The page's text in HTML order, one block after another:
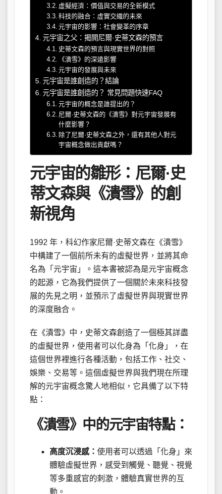
虛擬經濟：價值與交易的全新模式
科技的融合：虛實交織的未來
元宇宙的影響：社會變革的序章
元宇宙之父：揭開尼爾·史蒂文森的預言
史蒂文森的預言與現實世界的對照
《潰雪》的深遠影響
元宇宙的發展與未來
元宇宙是誰創造的？結論
元宇宙是誰創造的？ 常見問題快速FAQ
元宇宙的概念是誰提出的？
尼爾·史蒂文森的《潰雪》對元宇宙發展有
什麼影響？
除了尼爾·史蒂文森之外，還有其他人對元
宇宙概念做出貢獻嗎？
元宇宙的雛形：尼爾·史
蒂文森與《潰雪》的創
新視角
1992 年，科幻作家尼爾·史蒂文森在《潰雪》
中構建了一個前所未有的虛擬世界，並將其命
名為「元宇宙」。這本書被認為是元宇宙概念
的起源，它為我們提供了一個關於未來科技發
展的先見之明，並預示了虛擬世界與現實世界
的深度融合。
在《潰雪》中，史蒂文森創造了一個極其詳盡
的虛擬世界，使用者可以化身為「化身」，在
這個世界裡進行各種活動，包括工作、社交、
娛樂、交易等。這個虛擬世界與我們現在所理
解的元宇宙概念驚人地相似，它具備了以下特
點：
《潰雪》中的元宇宙特點：
高度沉浸感： 使用者可以透過「化身」來
體驗虛擬世界，感受到觸覺、聽覺、視覺
等多重感官的刺激，體驗真實世界的互
動。